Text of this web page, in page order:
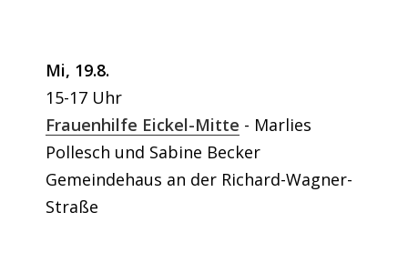
Mi, 19.8.
15-17 Uhr
Frauenhilfe Eickel-Mitte
Marlies
Pollesch und Sabine Becker
Gemeindehaus an der Richard-Wagner-
Straße